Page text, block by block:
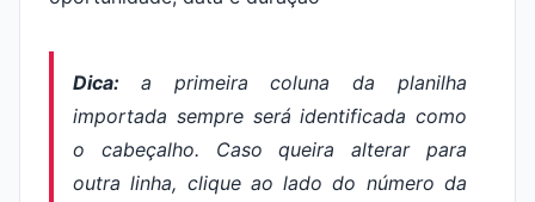
Dica: a primeira coluna da planilha
importada sempre será identificada como
o cabeçalho. Caso queira alterar para
outra linha, clique ao lado do número da